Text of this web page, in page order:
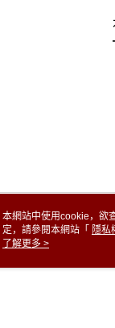
本網站中使用cookie，欲
定，請參閱本網站「 隱私
cookie。
了解更多 >